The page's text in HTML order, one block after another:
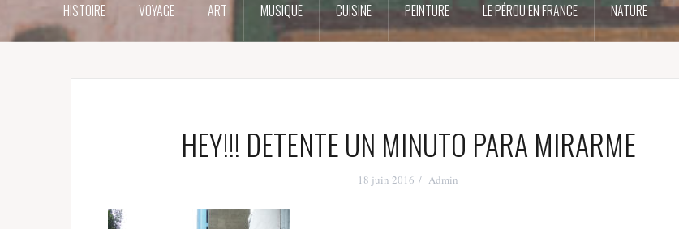
HISTOIRE VOYAGE ART MUSIQUE CUISINE PEINTURE LE PÉROU EN FRANCE NATURE
HEY!!! DETENTE UN MINUTO PARA MIRARME
18 juin 2016 Admin